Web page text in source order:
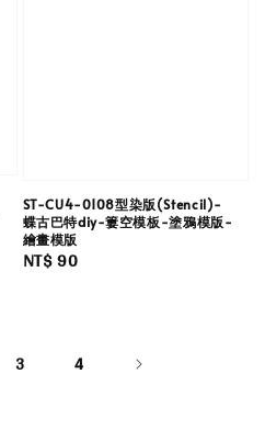
ST-CU4-0108型染版(Stencil)-
蝶古巴特diy-簍空模板-塗鴉模版-
繪畫模版
Regular
NT$ 90
3 4